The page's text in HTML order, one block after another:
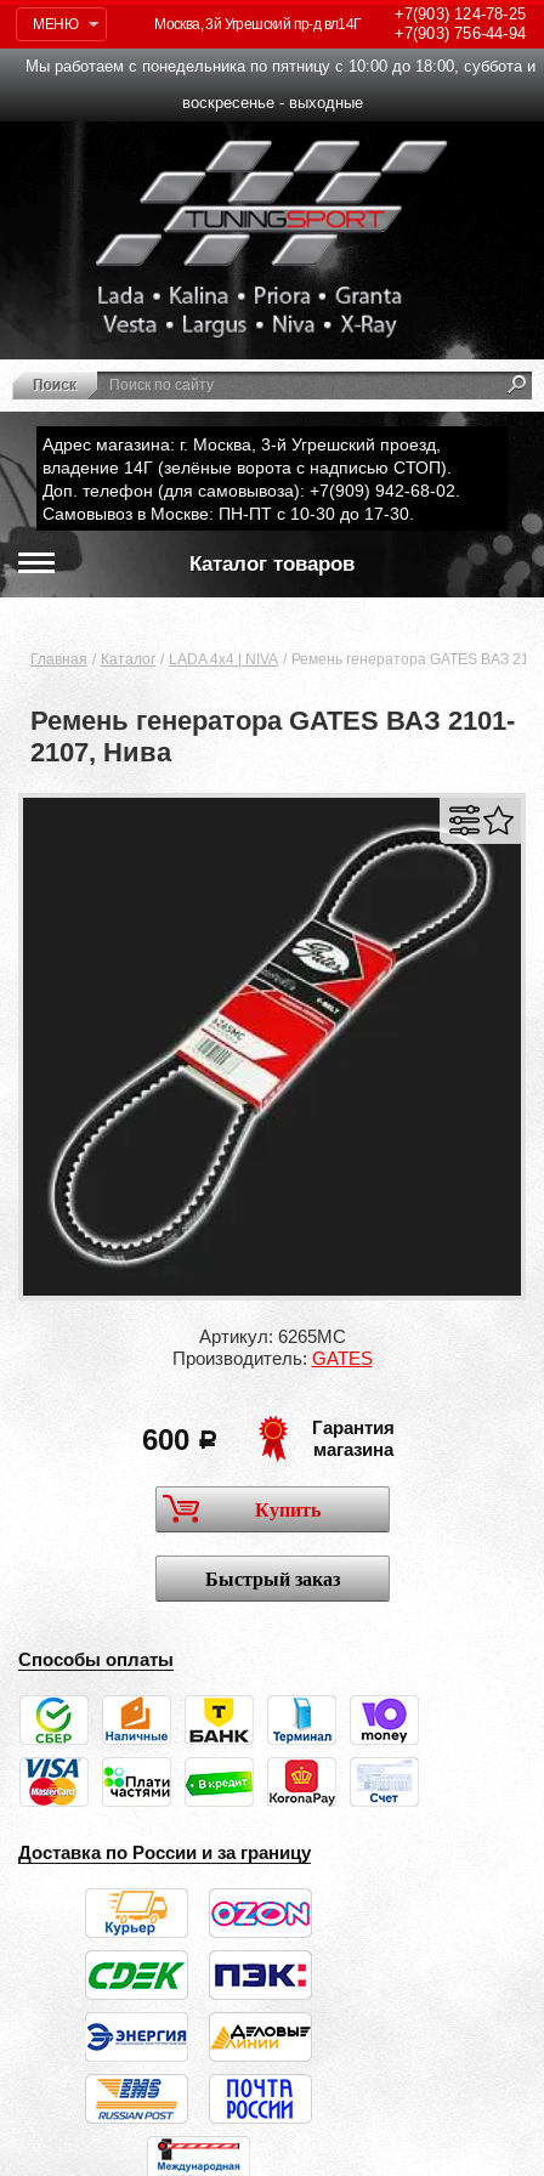
МЕНЮ
+7(903)124-78-25
+7(903)756-44-94
Москва, 3й Угрешский пр-д вл14Г
Мы работаем с понедельника по пятницу с 10:00 до 18:00, суббота и
воскресенье - выходные
Адрес магазина: г. Москва, 3-й Угрешский проезд,
владение 14Г (зелёные ворота с надписью СТОП).
Доп. телефон (для самовывоза): +7(909) 942-68-02.
Самовывоз в Москве: ПН-ПТ с 10-30 до 17-30.
Каталог товаров
Главная Каталог LADA 4x4 | NIVA Ремень генератора GATES ВАЗ
Ремень генератора GATES ВАЗ 2101-
2107, Нива
Артикул: 6265MC
Производитель: GATES
600 a
Гарантия
магазина
Купить
Быстрый заказ
Способы оплаты
Доставка по России и за границу